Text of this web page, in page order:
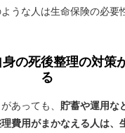
うな人は生命保険の必要
の死後整理の対策
る
あっても、 貯蓄や運用な
費用がまかなえる人は、